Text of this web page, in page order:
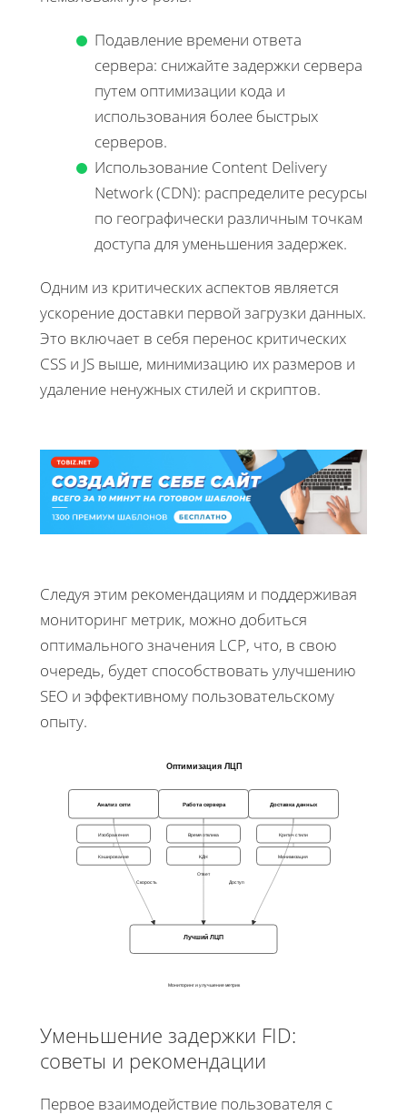
Подавление времени ответа
сервера: снижайте задержки сервера
путем оптимизации кода и
использования более быстрых
серверов.
Использование Content Delivery
Network (CDN): распределите ресурсы
по географически различным точкам
доступа для уменьшения задержек.
Одним из критических аспектов является
ускорение доставки первой загрузки данных.
Это включает в себя перенос критических
CSS и JS выше, минимизацию их размеров и
удаление ненужных стилей и скриптов.
Следуя этим рекомендациям и поддерживая
мониторинг метрик, можно добиться
оптимального значения LCP, что, в свою
очередь, будет способствовать улучшению
SEO и эффективному пользовательскому
опыту.
Оптимизация ЛЦП
Анализ сети Работа сервера Доставка данных
Изображения
Кэширование
Время отклика
КДН
Критич стили
Минимизация
Лучший ЛЦП
Скорость
Ответ
Доступ
Мониторинг и улучшение метрик
Уменьшение задержки FID:
советы и рекомендации
Первое взаимодействие пользователя с